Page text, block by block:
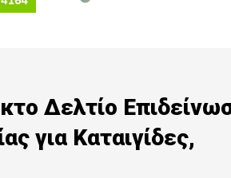
Δελτίο
για Καταιγίδες,